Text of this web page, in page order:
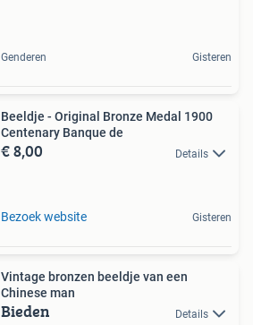
Genderen Gisteren
Beeldje - Original Bronze Medal 1900
Centenary Banque de
€ 8,00 Details
Bezoek website Gisteren
Vintage bronzen beeldje van een
Chinese man
Bieden Details